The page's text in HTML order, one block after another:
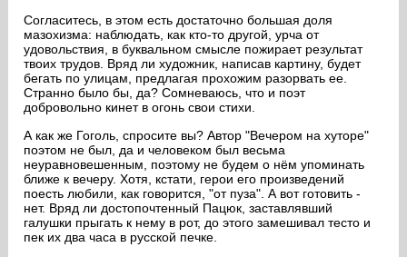
Согласитесь, в этом есть достаточно большая доля
мазохизма: наблюдать, как кто-то другой, урча от
удовольствия, в буквальном смысле пожирает результат
твоих трудов. Вряд ли художник, написав картину, будет
бегать по улицам, предлагая прохожим разорвать ее.
Странно было бы, да? Сомневаюсь, что и поэт
добровольно кинет в огонь свои стихи.
А как же Гоголь, спросите вы? Автор "Вечером на хуторе"
поэтом не был, да и человеком был весьма
неуравновешенным, поэтому не будем о нём упоминать
ближе к вечеру. Хотя, кстати, герои его произведений
поесть любили, как говорится, "от пуза". А вот готовить -
нет. Вряд ли достопочтенный Пацюк, заставлявший
галушки прыгать к нему в рот, до этого замешивал тесто и
пек их два часа в русской печке.